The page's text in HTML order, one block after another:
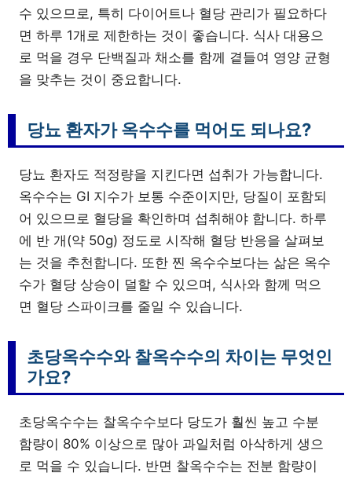
수 있으므로, 특히 다이어트나 혈당 관리가 필요하다
면 하루 1개로 제한하는 것이 좋습니다. 식사 대용으
로 먹을 경우 단백질과 채소를 함께 곁들여 영양 균형
을 맞추는 것이 중요합니다.
당뇨 환자가 옥수수를 먹어도 되나요?
당뇨 환자도 적정량을 지킨다면 섭취가 가능합니다.
옥수수는 GI 지수가 보통 수준이지만, 당질이 포함되
어 있으므로 혈당을 확인하며 섭취해야 합니다. 하루
에 반 개(약 50g) 정도로 시작해 혈당 반응을 살펴보
는 것을 추천합니다. 또한 찐 옥수수보다는 삶은 옥수
수가 혈당 상승이 덜할 수 있으며, 식사와 함께 먹으
면 혈당 스파이크를 줄일 수 있습니다.
초당옥수수와 찰옥수수의 차이는 무엇인
가요?
초당옥수수는 찰옥수수보다 당도가 훨씬 높고 수분
함량이 80% 이상으로 많아 과일처럼 아삭하게 생으
로 먹을 수 있습니다. 반면 찰옥수수는 전분 함량이